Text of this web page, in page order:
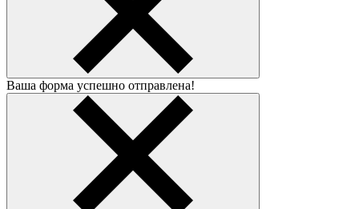
Ваша форма успешно отправлена!